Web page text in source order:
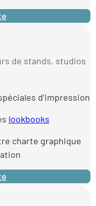
de stands, studios
d’impression
lookbooks
charte graphique